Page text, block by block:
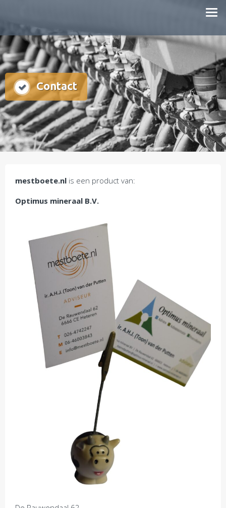
inhoud
Contact
mestboete.nl is een product van:
Optimus mineraal B.V.